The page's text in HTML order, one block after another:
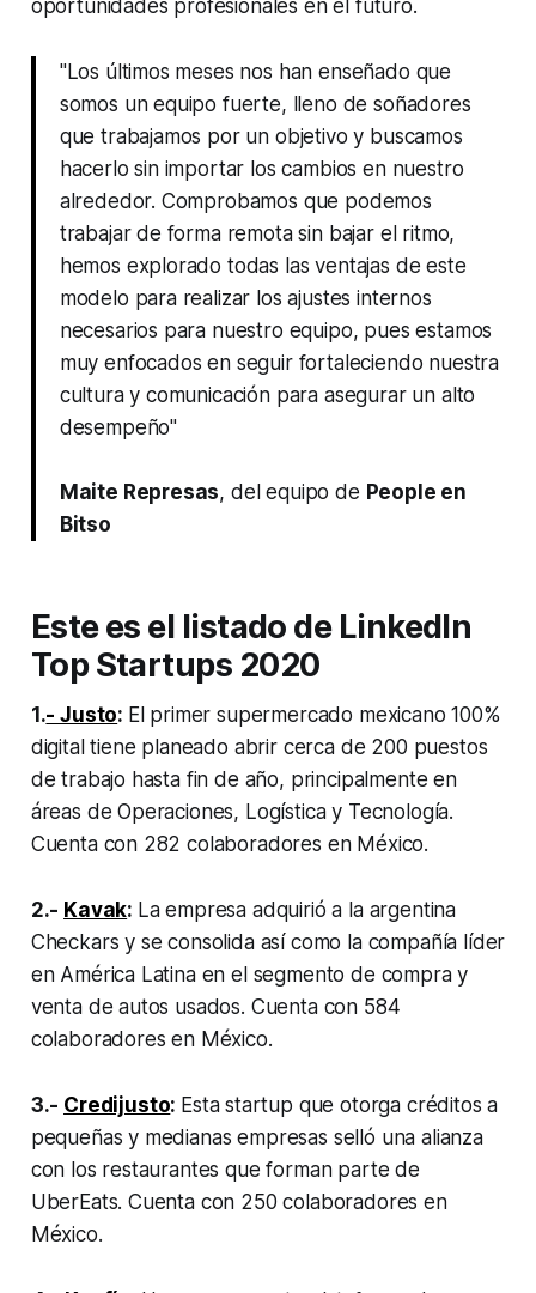
oportunidades profesionales en el futuro.
"Los últimos meses nos han enseñado que
somos un equipo fuerte, lleno de soñadores
que trabajamos por un objetivo y buscamos
hacerlo sin importar los cambios en nuestro
alrededor. Comprobamos que podemos
trabajar de forma remota sin bajar el ritmo,
hemos explorado todas las ventajas de este
modelo para realizar los ajustes internos
necesarios para nuestro equipo, pues estamos
muy enfocados en seguir fortaleciendo nuestra
cultura y comunicación para asegurar un alto
desempeño"
Maite Represas, del equipo de People en
Bitso
Este es el listado de LinkedIn
Top Startups 2020
1.- Justo: El primer supermercado mexicano 100%
digital tiene planeado abrir cerca de 200 puestos
de trabajo hasta fin de año, principalmente en
áreas de Operaciones, Logística y Tecnología.
Cuenta con 282 colaboradores en México.
2.- Kavak: La empresa adquirió a la argentina
Checkars y se consolida así como la compañía líder
en América Latina en el segmento de compra y
venta de autos usados. Cuenta con 584
colaboradores en México.
3.- Credijusto: Esta startup que otorga créditos a
pequeñas y medianas empresas selló una alianza
con los restaurantes que forman parte de
UberEats. Cuenta con 250 colaboradores en
México.